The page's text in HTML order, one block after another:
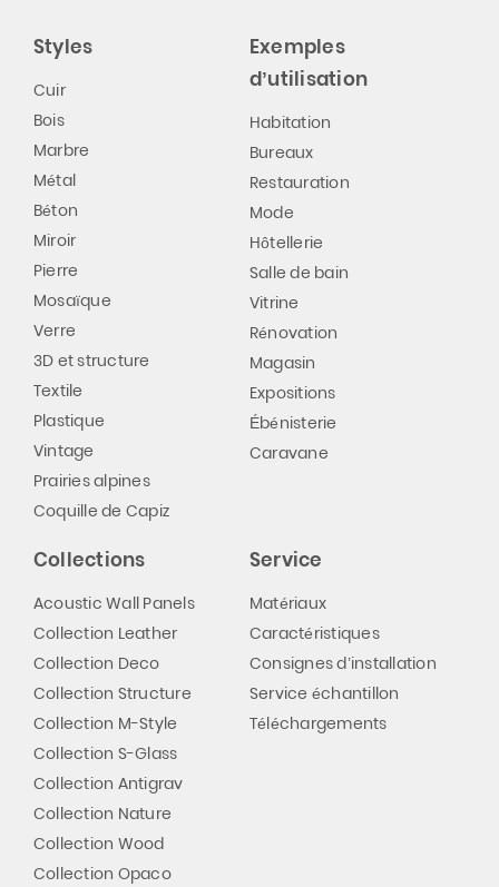
Styles
Cuir
Bois
Marbre
Métal
Béton
Miroir
Pierre
Mosaïque
Verre
3D et structure
Textile
Plastique
Vintage
Prairies alpines
Coquille de Capiz
Exemples
d’utilisation
Habitation
Bureaux
Restauration
Mode
Hôtellerie
Salle de bain
Vitrine
Rénovation
Magasin
Expositions
Ébénisterie
Caravane
Collections
Acoustic Wall Panels
Collection Leather
Collection Deco
Collection Structure
Collection M-Style
Collection S-Glass
Collection Antigrav
Collection Nature
Collection Wood
Collection Opaco
Service
Matériaux
Caractéristiques
Consignes d’installation
Service échantillon
Téléchargements